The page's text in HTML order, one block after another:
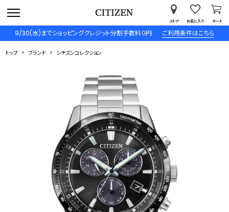
9/30(水)までショッピングクレジット分割手数料０円 ご利用条件はこちら
ストア お気に入り カート
トップ ブランド シチズンコレクション